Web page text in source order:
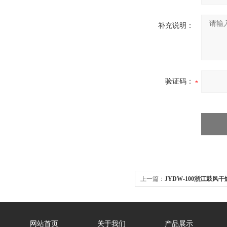
补充说明：
验证码：
上一篇： JYDW-100浙江鼓风干
网站首页 关于我们 产品展示